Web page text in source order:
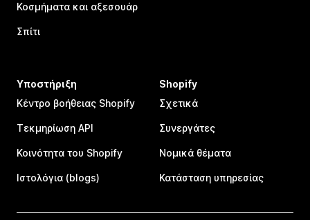
Κοσμήματα και αξεσουάρ
Σπίτι
Υποστήριξη
Κέντρο βοήθειας Shopify
Τεκμηρίωση API
Κοινότητα του Shopify
Ιστολόγια (blogs)
Shopify
Σχετικά
Συνεργάτες
Νομικά θέματα
Κατάσταση υπηρεσίας